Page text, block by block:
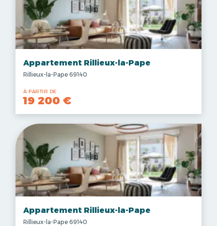
Appartement Rillieux-la-Pape
Rillieux-la-Pape 69140
À PARTIR DE
19 200 €
Appartement Rillieux-la-Pape
Rillieux-la-Pape 69140